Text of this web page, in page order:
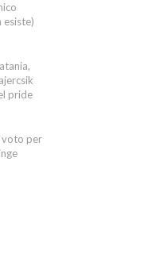
esiste)
pride
voto per